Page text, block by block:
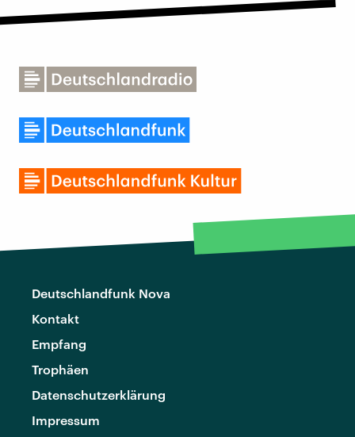
Deutschlandfunk Nova
Kontakt
Empfang
Trophäen
Datenschutzerklärung
Impressum